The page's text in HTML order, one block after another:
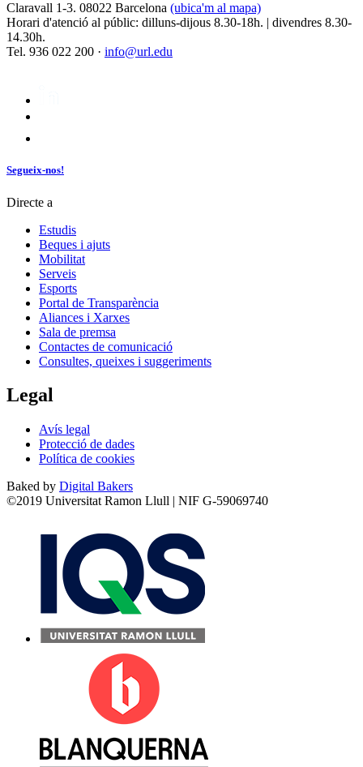
Claravall 1-3. 08022 Barcelona (ubica'm al mapa)
Horari d'atenció al públic: dilluns-dijous 8.30-18h. | divendres 8.30-
14.30h.
Tel. 936 022 200 · info@url.edu
Segueix-nos!
Directe a
Estudis
Beques i ajuts
Mobilitat
Serveis
Esports
Portal de Transparència
Aliances i Xarxes
Sala de premsa
Contactes de comunicació
Consultes, queixes i suggeriments
Legal
Avís legal
Protecció de dades
Política de cookies
Baked by Digital Bakers
©2019 Universitat Ramon Llull | NIF G-59069740